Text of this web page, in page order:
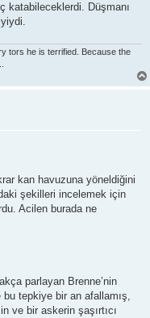
katabileceklerdi. Düşmanı
tors he is terrified. Because the
kan havuzuna yöneldiğini
şekilleri incelemek için
Acilen burada ne
parlayan Brenne’nin
bu tepkiye bir an afallamış,
ve bir askerin şaşırtıcı